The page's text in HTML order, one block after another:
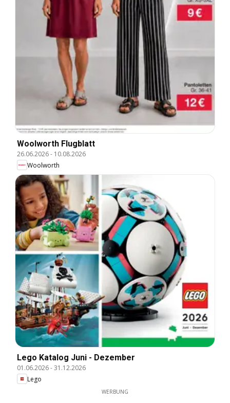
Woolworth Flugblatt
26.06.2026- 10.08.2026
Woolworth
Lego Katalog Juni - Dezember
01.06.2026-31.12.2026
Lego
WERBUNG